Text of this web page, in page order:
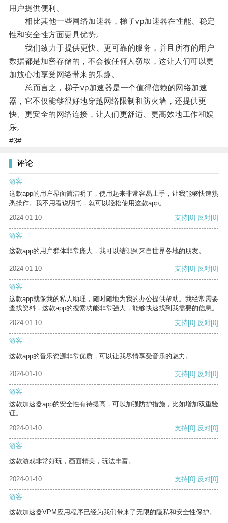
用户提供便利。
相比其他一些网络加速器，梯子vp加速器在性能、稳定
性和安全性方面更具优势。
我们致力于提供更快、更可靠的服务，并且所有的用户
数据都是加密存储的，不会被任何人窃取，这让人们可以更
加放心地享受网络带来的乐趣。
总而言之，梯子vp加速器是一个值得信赖的网络加速
器，它不仅能够很好地穿越网络限制和防火墙，还提供更
快、更安全的网络连接，让人们更舒适、更高效地工作和娱
乐。
#3#
评论
游客
这款app的用户界面简洁明了，使用起来非常容易上手，让我能够快速熟
悉操作。我不用看说明书，就可以轻松使用这款app。
2024-01-10
支持[0] 反对[0]
游客
这款app的用户群体非常庞大，我可以结识到来自世界各地的朋友。
2024-01-10 支持[0] 反对[0]
游客
这款app就像我的私人助理，随时随地为我的办公提供帮助。我经常需要
查找资料，这款app的搜索功能非常强大，能够快速找到我需要的信息。
2024-01-10
支持[0] 反对[0]
游客
这款app的音乐资源非常优质，可以让我尽情享受音乐的魅力。
2024-01-10 支持[0] 反对[0]
游客
这款加速器app的安全性有待提高，可以加强防护措施，比如增加双重验
证。
2024-01-10
支持[0] 反对[0]
游客
这款游戏非常好玩，画面精美，玩法丰富。
2024-01-10 支持[0] 反对[0]
游客
这款加速器VPM应用程序已经为我们带来了无限的隐私和安全性保护。